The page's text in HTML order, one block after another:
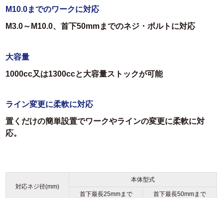
M10.0までのワークに対応
M3.0～M10.0、首下50mmまでのネジ・ボルトに対応
大容量
1000cc又は1300ccと大容量ストックが可能
ライン変更に柔軟に対応
置くだけの簡単設置でワークやラインの変更に柔軟に対
応。
対応ネジ径(mm)
本体型式
首下最長25mmまで 首下最長50mmまで